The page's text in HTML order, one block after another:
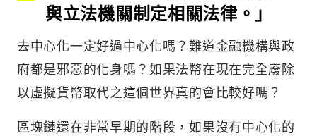
與立法機關制定相關法律。」
去中心化一定好過中心化嗎？難道金融機構與政
府都是邪惡的化身嗎？如果法幣在現在完全廢除
以虛擬貨幣取代之這個世界真的會比較好嗎？
區塊鏈還在非常早期的階段，如果沒有中心化的